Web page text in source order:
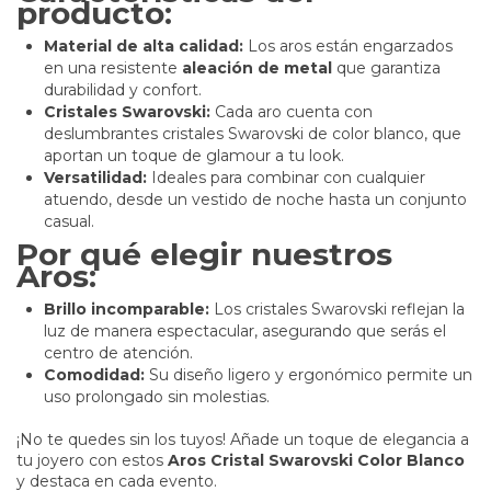
producto:
Material de alta calidad: Los aros están engarzados
en una resistente aleación de metal que garantiza
durabilidad y confort.
Cristales Swarovski: Cada aro cuenta con
deslumbrantes cristales Swarovski de color blanco, que
aportan un toque de glamour a tu look.
Versatilidad: Ideales para combinar con cualquier
atuendo, desde un vestido de noche hasta un conjunto
casual.
Por qué elegir nuestros
Aros:
Brillo incomparable: Los cristales Swarovski reflejan la
luz de manera espectacular, asegurando que serás el
centro de atención.
Comodidad: Su diseño ligero y ergonómico permite un
uso prolongado sin molestias.
¡No te quedes sin los tuyos! Añade un toque de elegancia a
tu joyero con estos Aros Cristal Swarovski Color Blanco
y destaca en cada evento.